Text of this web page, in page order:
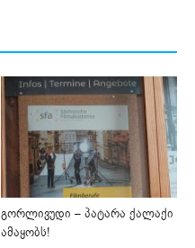
გორლივუდი – პატარა ქალაქი
ამაყობს!